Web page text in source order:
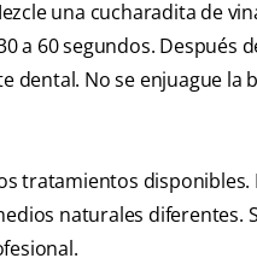
una cucharadita de
a 60 segundos. Después
dental. No se enjuague la
tratamientos disponibles.
naturales diferentes.